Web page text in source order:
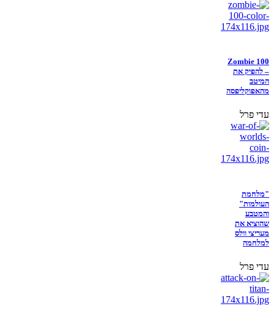
Zombie 100
– להפיק את
המיטב
מהאפוקליפסה
עדי פרל
"מלחמת
העולמות"
והמטבע
שהוציא את
מעריצי וולס
למלחמה
עדי פרל